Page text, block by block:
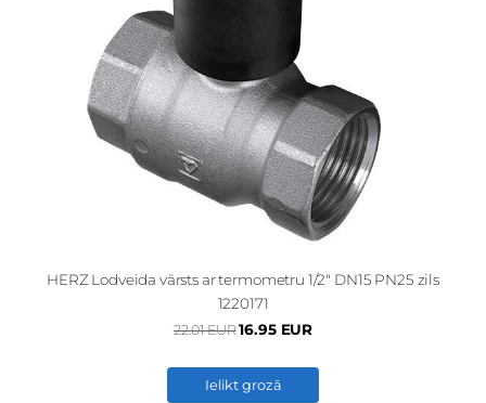
HERZ Lodveida vārsts ar termometru 1/2" DN15 PN25 zils
1220171
22.01 EUR16.95 EUR
Ielikt grozā